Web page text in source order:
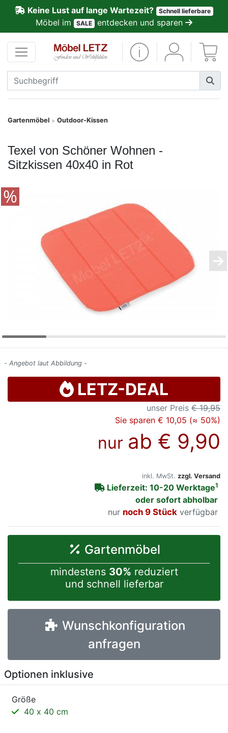
Keine Lust auf lange Wartezeit? Schnell lieferbare
Möbel im SALE entdecken und sparen
Gartenmöbel > Outdoor-Kissen
Texel von Schöner Wohnen -
Sitzkissen 40x40 in Rot
- Angebot laut Abbildung -
LETZ-DEAL
unser Preis € 19,95
Sie sparen € 10,05 (≈ 50%)
nur ab € 9,90
inkl. MwSt. zzgl. Versand
Lieferzeit: 10-20 Werktage1
oder sofort abholbar
nur
noch 9 Stück verfügbar
Gartenmöbel
mindestens 30% reduziert
und schnell lieferbar
Wunschkonfiguration
anfragen
Optionen inklusive
Größe
40 x 40 cm
Kundenmeinungen
Anmelden
PREMIUM
Schnell
SALE
Konfigurator
Finanzierung
Deals